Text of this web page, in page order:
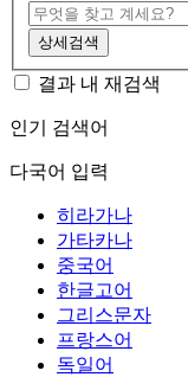
상세검색
결과 내 재검색
인기 검색어
다국어 입력
히라가나
가타카나
중국어
한글고어
그리스문자
프랑스어
독일어